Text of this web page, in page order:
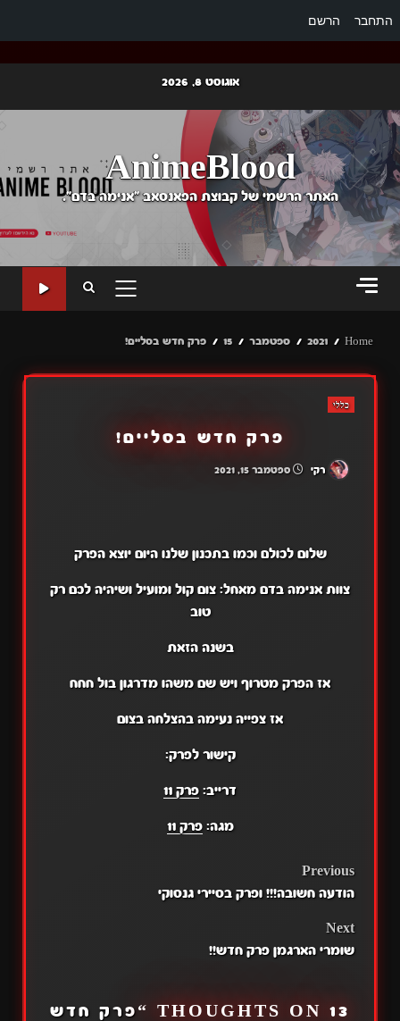
התחבר הרשם
content
אוגוסט 8, 2026
AnimeBlood
האתר הרשמי של קבוצת הפאנסאב "אנימה בדם".
PRIMARY
Home
2021 ספטמבר 15 פרק חדש בסליים!
כללי
פרק חדש בסליים!
רקי ספטמבר 15, 2021
שלום לכולם וכמו בתכנון שלנו היום יוצא הפרק
צוות אנימה בדם מאחל: צום קול ומועיל ושיהיה לכם רק
טוב
בשנה הזאת
אז הפרק מטרוף ויש שם משהו מדרגון בול חחח
אז צפייה נעימה בהצלחה בצום
קישור לפרק:
דרייב: פרק 11
מגה:פרק 11
POST
Previous
הודעה חשובה!!! ופרק בסיירי גנסוקי
Next
שומרי הארגמן פרק חדש!!
13 THOUGHTS ON “
פרק חדש